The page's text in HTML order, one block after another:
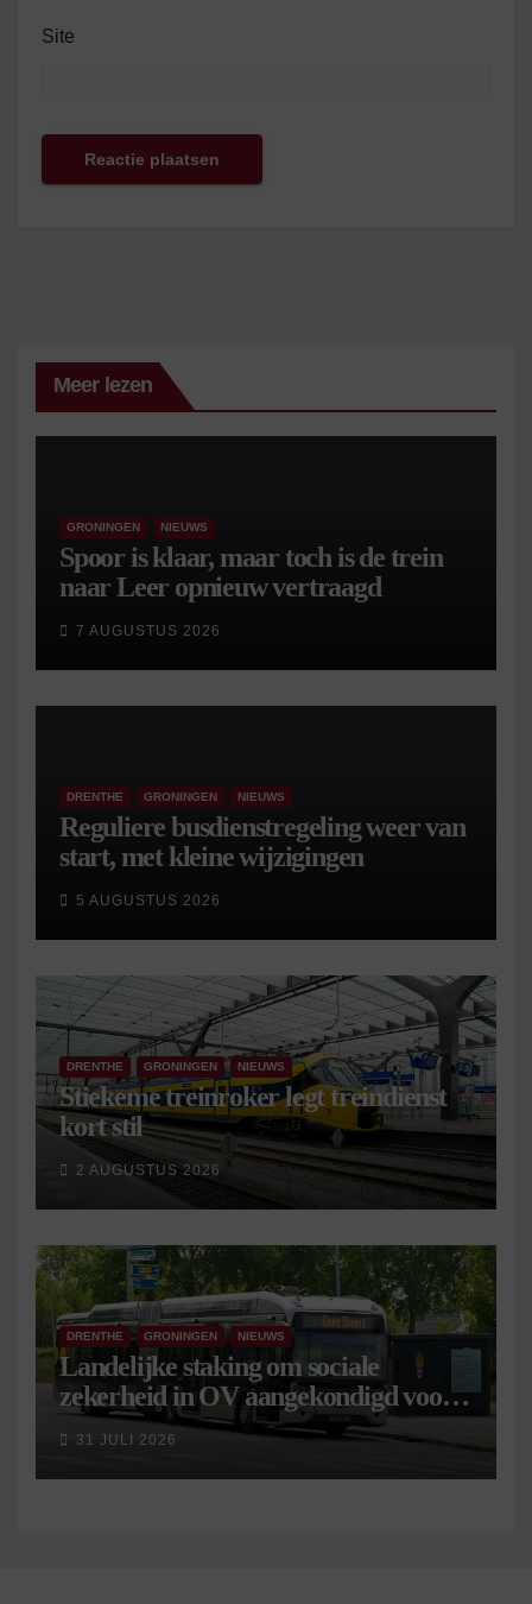
Site
Meer lezen
GRONINGEN NIEUWS
Spoor is klaar, maar toch is de trein
naar Leer opnieuw vertraagd
7 AUGUSTUS 2026
DRENTHE GRONINGEN NIEUWS
Reguliere busdienstregeling weer van
start, met kleine wijzigingen
5 AUGUSTUS 2026
DRENTHE GRONINGEN NIEUWS
Stiekeme treinroker legt treindienst
kort stil
2 AUGUSTUS 2026
DRENTHE GRONINGEN NIEUWS
Landelijke staking om sociale
zekerheid in OV aangekondigd voor 9
september
31 JULI 2026